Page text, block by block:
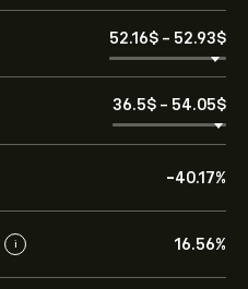
52.16‎$‎ - 52.93‎$‎
36.5‎$‎ - 54.05‎$‎
-40.17%
i 16.56%